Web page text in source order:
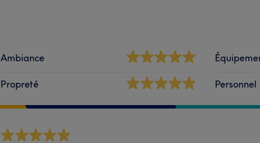
Ambiance
Propreté Personnel